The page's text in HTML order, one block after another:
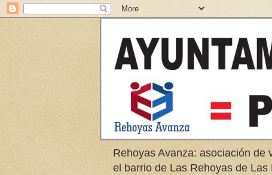
Rehoyas Avanza: asociación de
el barrio de Las Rehoyas de